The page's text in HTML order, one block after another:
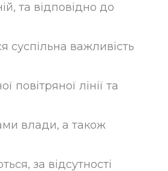
та відповідно до
суспільна важливість
лінії та
влади, а також
за відсутності